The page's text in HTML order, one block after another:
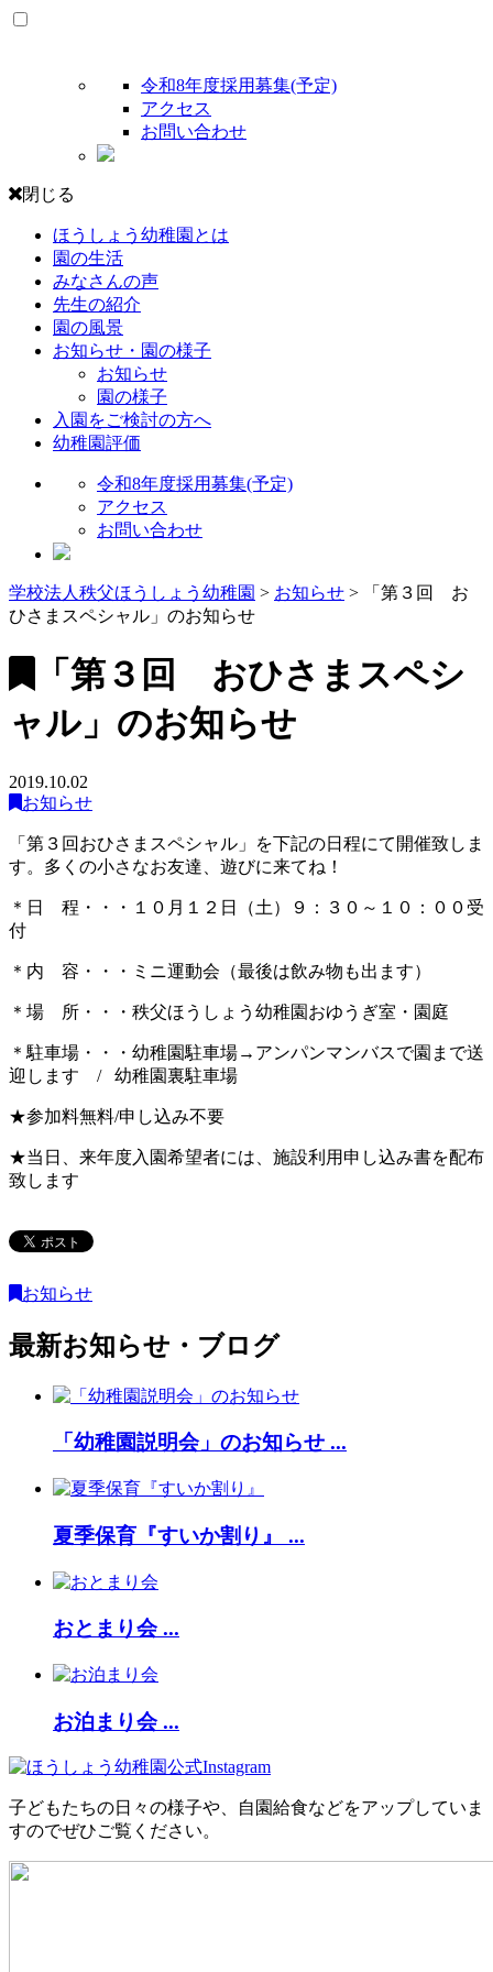
令和8年度採用募集(予定)
アクセス
お問い合わせ
閉じる
ほうしょう幼稚園とは
園の生活
みなさんの声
先生の紹介
園の風景
お知らせ・園の様子
お知らせ
園の様子
入園をご検討の方へ
幼稚園評価
令和8年度採用募集(予定)
アクセス
お問い合わせ
学校法人秩父ほうしょう幼稚園 > お知らせ >
「第３回 お
ひさまスペシャル」のお知らせ
「第３回 おひさまスペシ
ャル」のお知らせ
2019.10.02
お知らせ
「第３回おひさまスペシャル」を下記の日程にて開催致しま
す。多くの小さなお友達、遊びに来てね！
＊日 程・・・１０月１２日（土）９：３０～１０：００受
付
＊内 容・・・ミニ運動会（最後は飲み物も出ます）
＊場 所・・・秩父ほうしょう幼稚園おゆうぎ室・園庭
＊駐車場・・・幼稚園駐車場→アンパンマンバスで園まで送
迎します / 幼稚園裏駐車場
★参加料無料/申し込み不要
★当日、来年度入園希望者には、施設利用申し込み書を配布
致します
お知らせ
最新お知らせ・ブログ
「幼稚園説明会」のお知らせ ...
夏季保育『すいか割り』 ...
おとまり会 ...
お泊まり会 ...
子どもたちの日々の様子や、自園給食などをアップしていま
すのでぜひご覧ください。